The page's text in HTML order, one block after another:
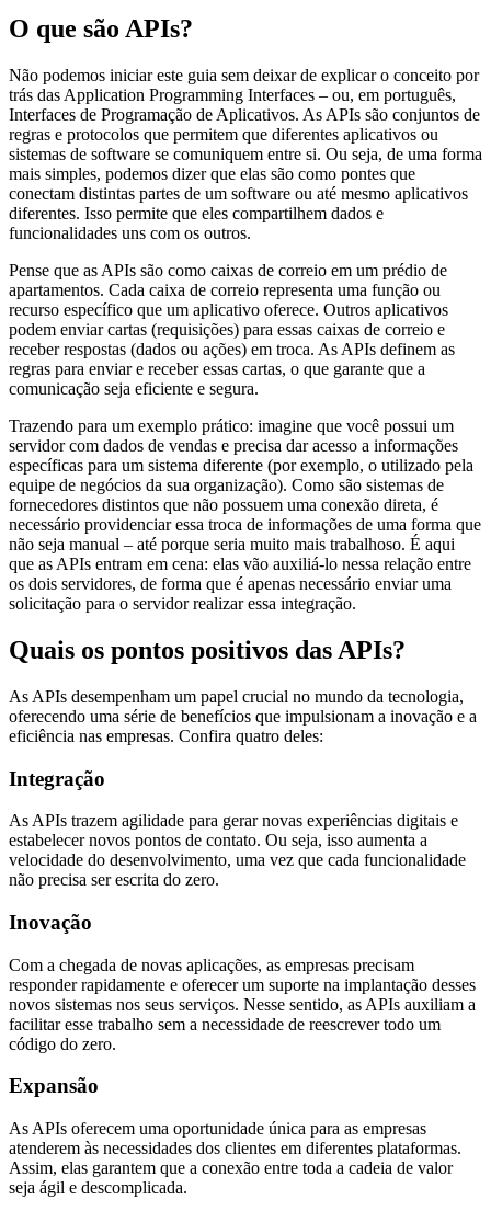
O que são APIs?
Não podemos iniciar este guia sem deixar de explicar o conceito por
trás das Application Programming Interfaces – ou, em português,
Interfaces de Programação de Aplicativos. As APIs são conjuntos de
regras e protocolos que permitem que diferentes aplicativos ou
sistemas de software se comuniquem entre si. Ou seja, de uma forma
mais simples, podemos dizer que elas são como pontes que
conectam distintas partes de um software ou até mesmo aplicativos
diferentes. Isso permite que eles compartilhem dados e
funcionalidades uns com os outros.
Pense que as APIs são como caixas de correio em um prédio de
apartamentos. Cada caixa de correio representa uma função ou
recurso específico que um aplicativo oferece. Outros aplicativos
podem enviar cartas (requisições) para essas caixas de correio e
receber respostas (dados ou ações) em troca. As APIs definem as
regras para enviar e receber essas cartas, o que garante que a
comunicação seja eficiente e segura.
Trazendo para um exemplo prático: imagine que você possui um
servidor com dados de vendas e precisa dar acesso a informações
específicas para um sistema diferente (por exemplo, o utilizado pela
equipe de negócios da sua organização). Como são sistemas de
fornecedores distintos que não possuem uma conexão direta, é
necessário providenciar essa troca de informações de uma forma que
não seja manual – até porque seria muito mais trabalhoso. É aqui
que as APIs entram em cena: elas vão auxiliá-lo nessa relação entre
os dois servidores, de forma que é apenas necessário enviar uma
solicitação para o servidor realizar essa integração.
Quais os pontos positivos das APIs?
As APIs desempenham um papel crucial no mundo da tecnologia,
oferecendo uma série de benefícios que impulsionam a inovação e a
eficiência nas empresas. Confira quatro deles:
Integração
As APIs trazem agilidade para gerar novas experiências digitais e
estabelecer novos pontos de contato. Ou seja, isso aumenta a
velocidade do desenvolvimento, uma vez que cada funcionalidade
não precisa ser escrita do zero.
Inovação
Com a chegada de novas aplicações, as empresas precisam
responder rapidamente e oferecer um suporte na implantação desses
novos sistemas nos seus serviços. Nesse sentido, as APIs auxiliam a
facilitar esse trabalho sem a necessidade de reescrever todo um
código do zero.
Expansão
As APIs oferecem uma oportunidade única para as empresas
atenderem às necessidades dos clientes em diferentes plataformas.
Assim, elas garantem que a conexão entre toda a cadeia de valor
seja ágil e descomplicada.